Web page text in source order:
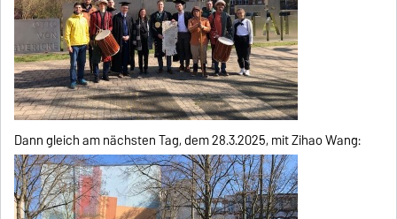
Dann gleich am nächsten Tag, dem 28.3.2025, mit Zihao Wang: